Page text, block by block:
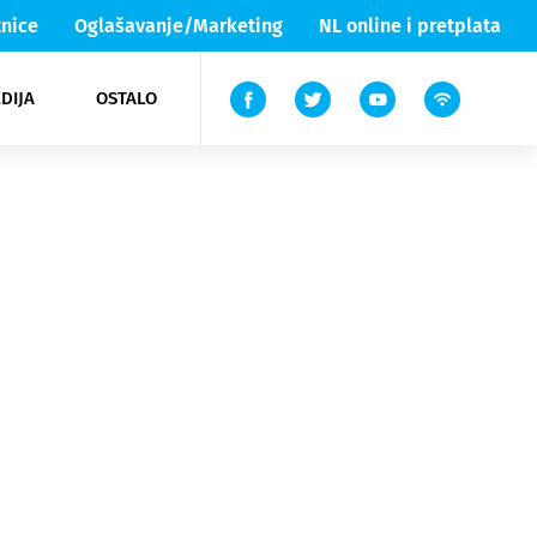
Oglašavanje/Marketing NL online i pretplata
OSTALO
Lika & Senj
TV